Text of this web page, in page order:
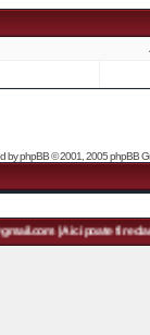
byphpBB© 2001, 2005 phpBB
| Aici poate fi